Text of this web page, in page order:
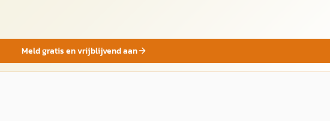
Meld gratis en vrijblijvend aan